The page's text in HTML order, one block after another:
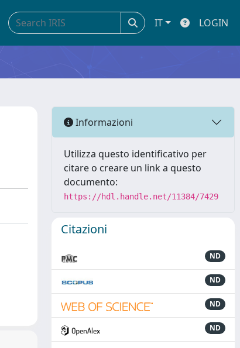
IT LOGIN
Informazioni
Utilizza questo identificativo per
citare o creare un link a questo
documento:
https://hdl.handle.net/11384/7429
Citazioni
ND
ND
ND
ND